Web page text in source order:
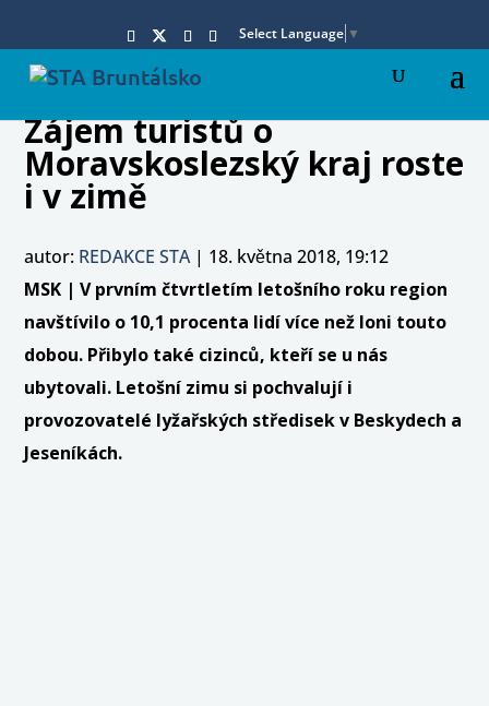
Select Language ▼
Zájem turistů o
Moravskoslezský kraj roste
i v zimě
autor: REDAKCE STA| 18. května 2018, 19:12
MSK | V prvním čtvrtletím letošního roku region
navštívilo o 10,1 procenta lidí více než loni touto
dobou. Přibylo také cizinců, kteří se u nás
ubytovali. Letošní zimu si pochvalují i
provozovatelé lyžařských středisek v Beskydech a
Jeseníkách.